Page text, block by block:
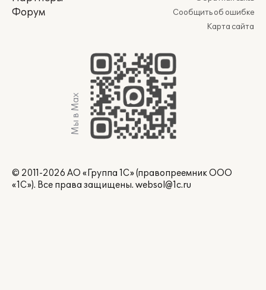
Форум
Сообщить об ошибке
Карта сайта
Мы в Max
© 2011-2026 АО «Группа 1С» (правопреемник ООО
«1С»). Все права защищены. websol@1c.ru